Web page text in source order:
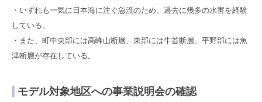
・いずれも一気に日本海に注ぐ急流のため、過去に幾多の水害を経験
している。
・また、町中央部には高峰山断層、東部には牛首断層、平野部には魚
津断層が存在している。
モデル対象地区への事業説明会の確認